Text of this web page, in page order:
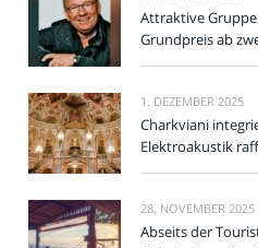
Attraktive
Grundpreis ab
1. DEZEMBER 2025
Charkviani
Elektroakustik
28. NOVEMBER 2025
Abseits der